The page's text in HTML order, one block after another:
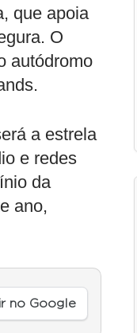
que apoia
O
autódromo
a estrela
e redes
da
ano,
no Google